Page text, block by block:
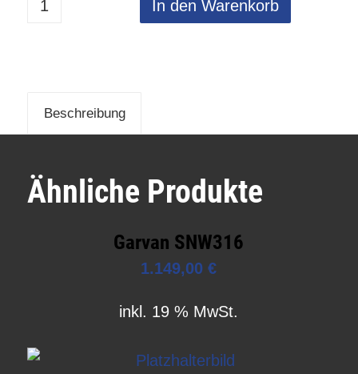
In den Warenkorb
Beschreibung
Ähnliche Produkte
Garvan SNW316
1.149,00€
inkl. 19 % MwSt.